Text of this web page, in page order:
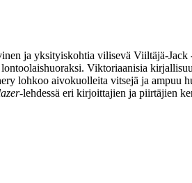
ja yksityiskohtia vilisevä Viiltäjä-Jack
Viktoriaanisia
lohkoo aivokuolleita vitsejä ja ampuu
-lehdessä eri kirjoittajien ja piirtäjien